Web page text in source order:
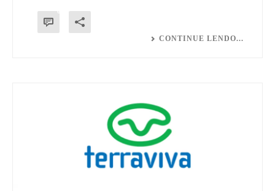
0
CONTINUE LENDO...